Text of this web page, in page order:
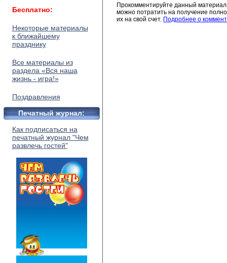
Бесплатно:
Некоторые материалы
к ближайшему
празднику
Все материалы из
раздела «Вся наша
жизнь - игра!»
Поздравления
Печатный журнал:
Как подписаться на
печатный журнал "Чем
развлечь гостей"
Прокомментируйте данный
можно потратить на получение
их на свой счет. Подробнее о